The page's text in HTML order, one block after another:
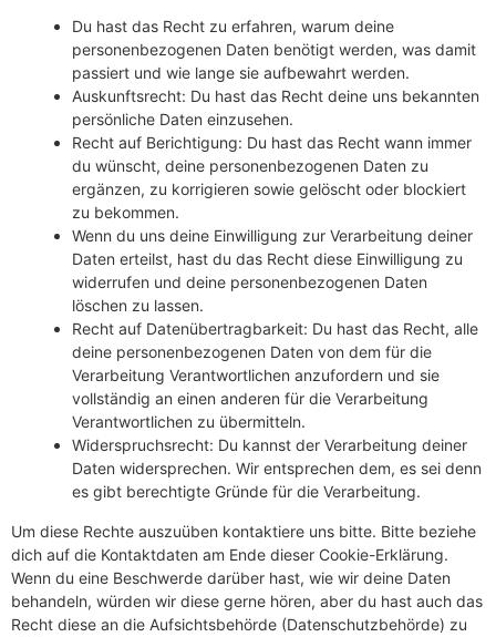
Du hast das Recht zu erfahren, warum deine
personenbezogenen Daten benötigt werden, was damit
passiert und wie lange sie aufbewahrt werden.
Auskunftsrecht: Du hast das Recht deine uns bekannten
persönliche Daten einzusehen.
Recht auf Berichtigung: Du hast das Recht wann immer
du wünscht, deine personenbezogenen Daten zu
ergänzen, zu korrigieren sowie gelöscht oder blockiert
zu bekommen.
Wenn du uns deine Einwilligung zur Verarbeitung deiner
Daten erteilst, hast du das Recht diese Einwilligung zu
widerrufen und deine personenbezogenen Daten
löschen zu lassen.
Recht auf Datenübertragbarkeit: Du hast das Recht, alle
deine personenbezogenen Daten von dem für die
Verarbeitung Verantwortlichen anzufordern und sie
vollständig an einen anderen für die Verarbeitung
Verantwortlichen zu übermitteln.
Widerspruchsrecht: Du kannst der Verarbeitung deiner
Daten widersprechen. Wir entsprechen dem, es sei denn
es gibt berechtigte Gründe für die Verarbeitung.
Um diese Rechte auszuüben kontaktiere uns bitte. Bitte beziehe
dich auf die Kontaktdaten am Ende dieser Cookie-Erklärung.
Wenn du eine Beschwerde darüber hast, wie wir deine Daten
behandeln, würden wir diese gerne hören, aber du hast auch das
Recht diese an die Aufsichtsbehörde (Datenschutzbehörde) zu